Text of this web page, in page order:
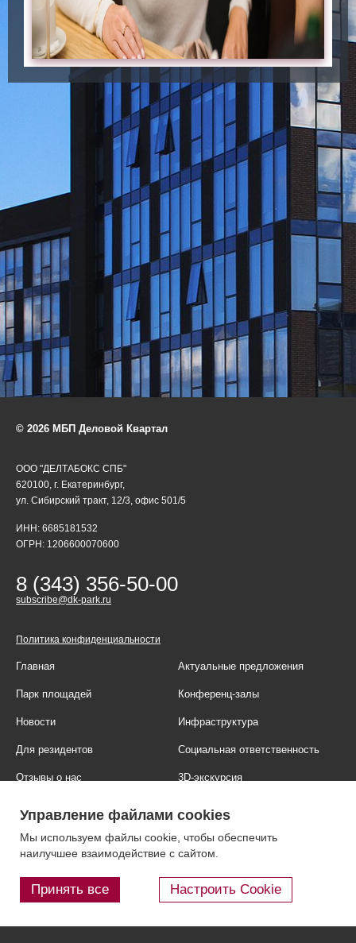
© 2026 МБП Деловой Квартал
ООО "ДЕЛТАБОКС СПБ"
620100, г. Екатеринбург,
ул. Сибирский тракт, 12/3, офис 501/5
ИНН: 6685181532
ОГРН: 1206600070600
8 (343) 356-50-00
subscribe@dk-park.ru
Политика конфиденциальности
Главная Актуальные предложения
Парк площадей Конференц-залы
Новости Инфраструктура
Для резидентов Социальная ответственность
Отзывы о нас 3D-экскурсия
Контакты Блог
Управление файлами cookies
Мы используем файлы cookie, чтобы обеспечить
наилучшее взаимодействие с сайтом.
Принять все Настроить Cookie